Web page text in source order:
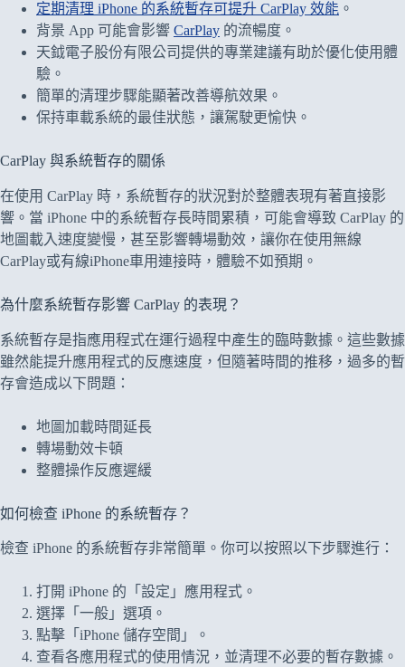
定期清理 iPhone 的系統暫存可提升 CarPlay 效能 。
背景 App 可能會影響 CarPlay 的流暢度。
天鉞電子股份有限公司提供的專業建議有助於優化使用體
驗。
簡單的清理步驟能顯著改善導航效果。
保持車載系統的最佳狀態，讓駕駛更愉快。
CarPlay 與系統暫存的關係
在使用 CarPlay 時，系統暫存的狀況對於整體表現有著直接影
響。當 iPhone 中的系統暫存長時間累積，可能會導致 CarPlay 的
地圖載入速度變慢，甚至影響轉場動效，讓你在使用無線
CarPlay或有線iPhone車用連接時，體驗不如預期。
為什麼系統暫存影響 CarPlay 的表現？
系統暫存是指應用程式在運行過程中產生的臨時數據。這些數據
雖然能提升應用程式的反應速度，但隨著時間的推移，過多的暫
存會造成以下問題：
地圖加載時間延長
轉場動效卡頓
整體操作反應遲緩
如何檢查 iPhone 的系統暫存？
檢查 iPhone 的系統暫存非常簡單。你可以按照以下步驟進行：
打開 iPhone 的「設定」應用程式。
選擇「一般」選項。
點擊「iPhone 儲存空間」。
查看各應用程式的使用情況，並清理不必要的暫存數據。